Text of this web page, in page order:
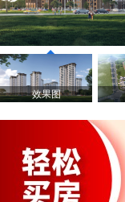
效果图